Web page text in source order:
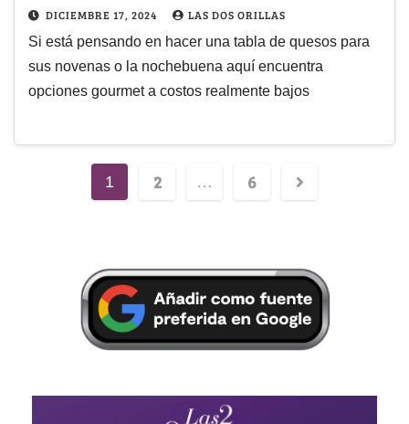
DICIEMBRE 17, 2024 LAS DOS ORILLAS
Si está pensando en hacer una tabla de quesos para
sus novenas o la nochebuena aquí encuentra
opciones gourmet a costos realmente bajos
1 2 … 6